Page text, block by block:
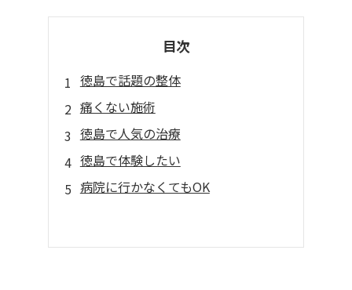
目次
徳島で話題の整体
痛くない施術
徳島で人気の治療
徳島で体験したい
病院に行かなくてもOK